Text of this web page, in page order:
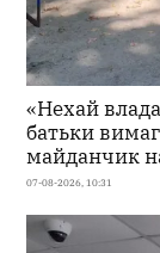
«Нехай
батьки
майданчик
07-08-2026, 10:31